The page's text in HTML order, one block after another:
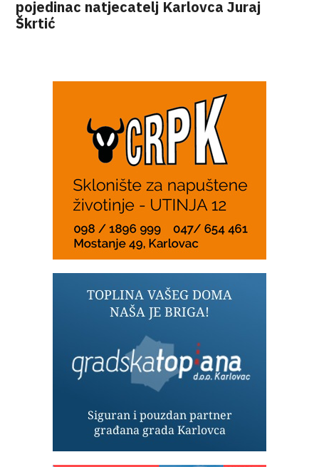
pojedinac natjecatelj Karlovca Juraj
Škrtić